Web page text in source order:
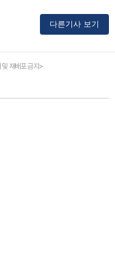
다른기사 보기
재배포 금지>